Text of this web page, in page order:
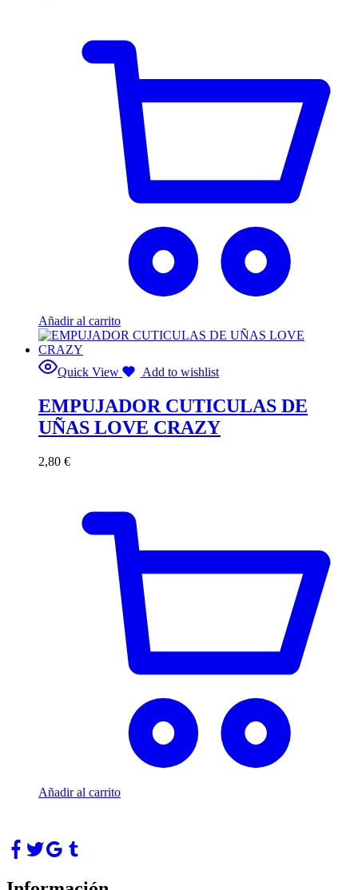
Añadir al carrito
Quick View Add to wishlist
EMPUJADOR CUTICULAS DE
UÑAS LOVE CRAZY
2,80 €
Añadir al carrito